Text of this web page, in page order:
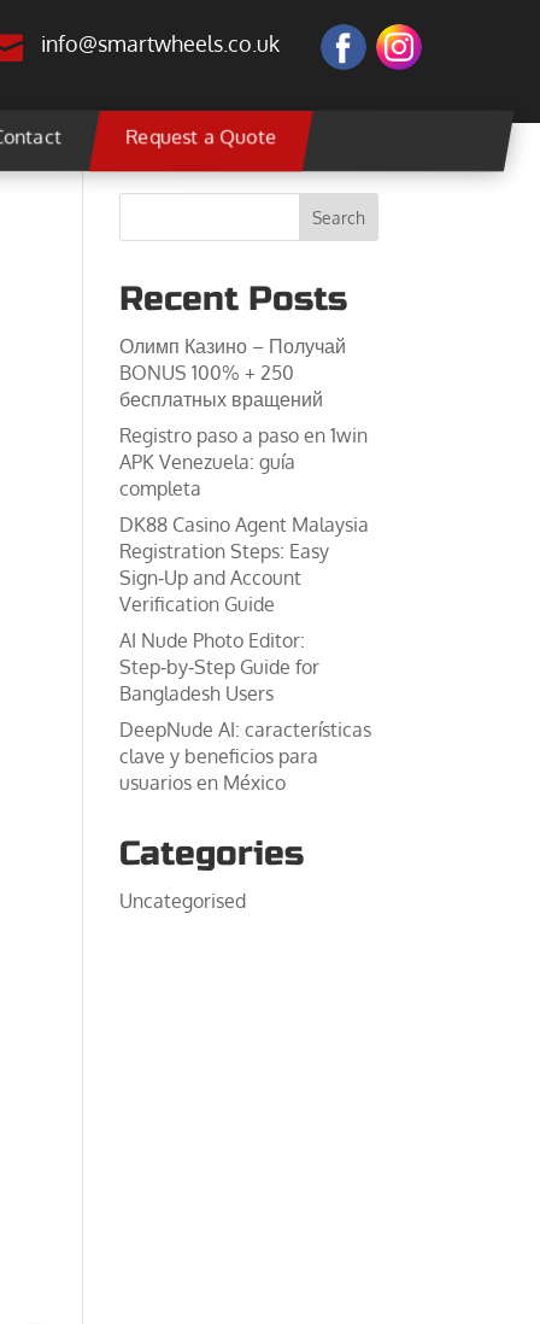
info@smartwheels.co.uk
Request a Quote
Recent Posts
Олимп Казино – Получай
BONUS 100% + 250
бесплатных вращений
Registro paso a paso en 1win
APK Venezuela: guía
completa
DK88 Casino Agent Malaysia
Registration Steps: Easy
Sign‑Up and Account
Verification Guide
AI Nude Photo Editor:
Step‑by‑Step Guide for
Bangladesh Users
DeepNude AI: características
clave y beneficios para
usuarios en México
Categories
Uncategorised